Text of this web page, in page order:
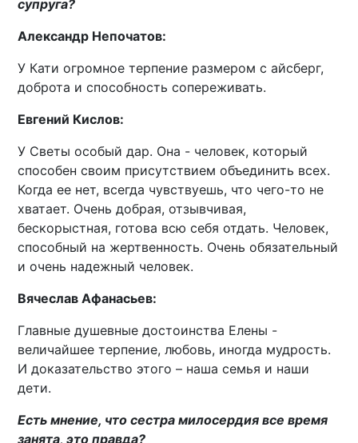
супруга?
Александр Непочатов:
У Кати огромное терпение размером с айсберг,
доброта и способность сопереживать.
Евгений Кислов:
У Светы особый дар. Она - человек, который
способен своим присутствием объединить всех.
Когда ее нет, всегда чувствуешь, что чего-то не
хватает. Очень добрая, отзывчивая,
бескорыстная, готова всю себя отдать. Человек,
способный на жертвенность. Очень обязательный
и очень надежный человек.
Вячеслав Афанасьев:
Главные душевные достоинства Елены -
величайшее терпение, любовь, иногда мудрость.
И доказательство этого – наша семья и наши
дети.
Есть мнение, что сестра милосердия все время
занята, это правда?